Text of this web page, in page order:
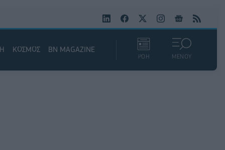
ΚΟΣΜΟΣ BN MAGAZINE
ΡΟΗ ΜΕΝΟΥ